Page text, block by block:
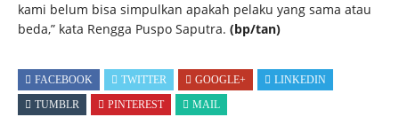
kami belum bisa simpulkan apakah pelaku yang sama atau
beda,” kata Rengga Puspo Saputra. (bp/tan)
FACEBOOK TWITTER GOOGLE+
LINKEDIN
TUMBLR
PINTEREST MAIL